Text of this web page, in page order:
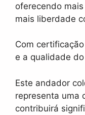
oferecendo
mais liberdade
Com
e a qualidade
Este andador
representa uma
contribuirá